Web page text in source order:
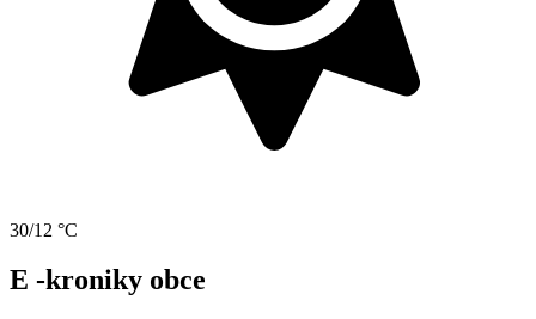
30/12 °C
E -kroniky obce